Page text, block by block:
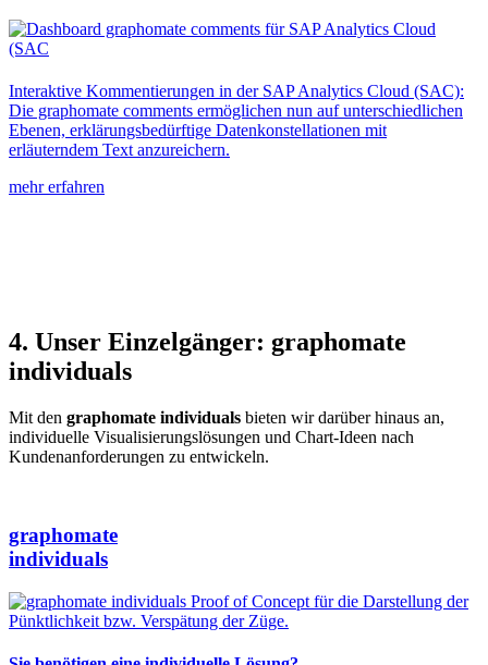
Interaktive Kommentierungen in der SAP Analytics Cloud (SAC):
Die graphomate comments ermöglichen nun auf unterschiedlichen
Ebenen, erklärungsbedürftige Datenkonstellationen mit
erläuterndem Text anzureichern.
mehr erfahren
4. Unser Einzelgänger: graphomate
individuals
Mit den graphomate individuals bieten wir darüber hinaus an,
individuelle Visualisierungslösungen und Chart-Ideen nach
Kundenanforderungen zu entwickeln.
graphomate
individuals